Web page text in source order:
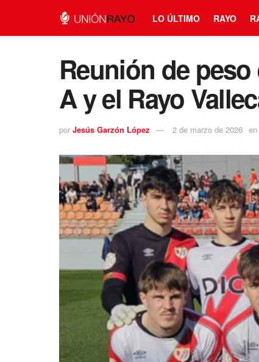
LO ÚLTIMO RAYO
Reunión de
A y el Rayo
por Jesús Garzón López 2 de marzo de 2026 en